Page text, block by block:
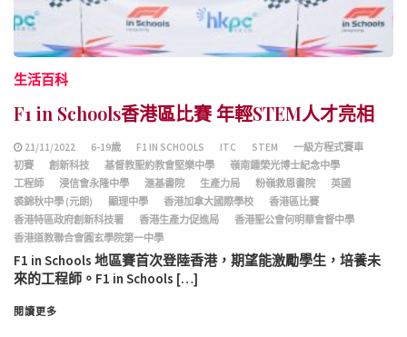
生活百科
F1 in Schools香港區比賽 年輕STEM人才亮相
21/11/2022 6-19歲 F1 IN SCHOOLS ITC STEM
一級方程式賽車
初賽
創新科技 基督教聖約教會堅樂中學
嶺南鍾榮光博士紀念中學
工程師
浸信會永隆中學 滙基書院 生產力局 粉嶺救恩書院
英國
裘錦秋中學 (元朗)
顯理中學 香港加拿大國際學校
香港區比賽
香港特區政府創新科技署
香港生產力促進局
香港聖公會何明華會督中學
香港道教聯合會圓玄學院第一中學
F1 in Schools 地區賽首次登陸香港，期望能激勵學生，培養未
來的工程師。F1 in Schools […]
閱讀更多